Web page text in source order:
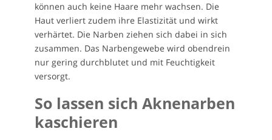
können auch keine Haare mehr wachsen. Die
Haut verliert zudem ihre Elastizität und wirkt
verhärtet. Die Narben ziehen sich dabei in sich
zusammen. Das Narbengewebe wird obendrein
nur gering durchblutet und mit Feuchtigkeit
versorgt.
So lassen sich Aknenarben
kaschieren